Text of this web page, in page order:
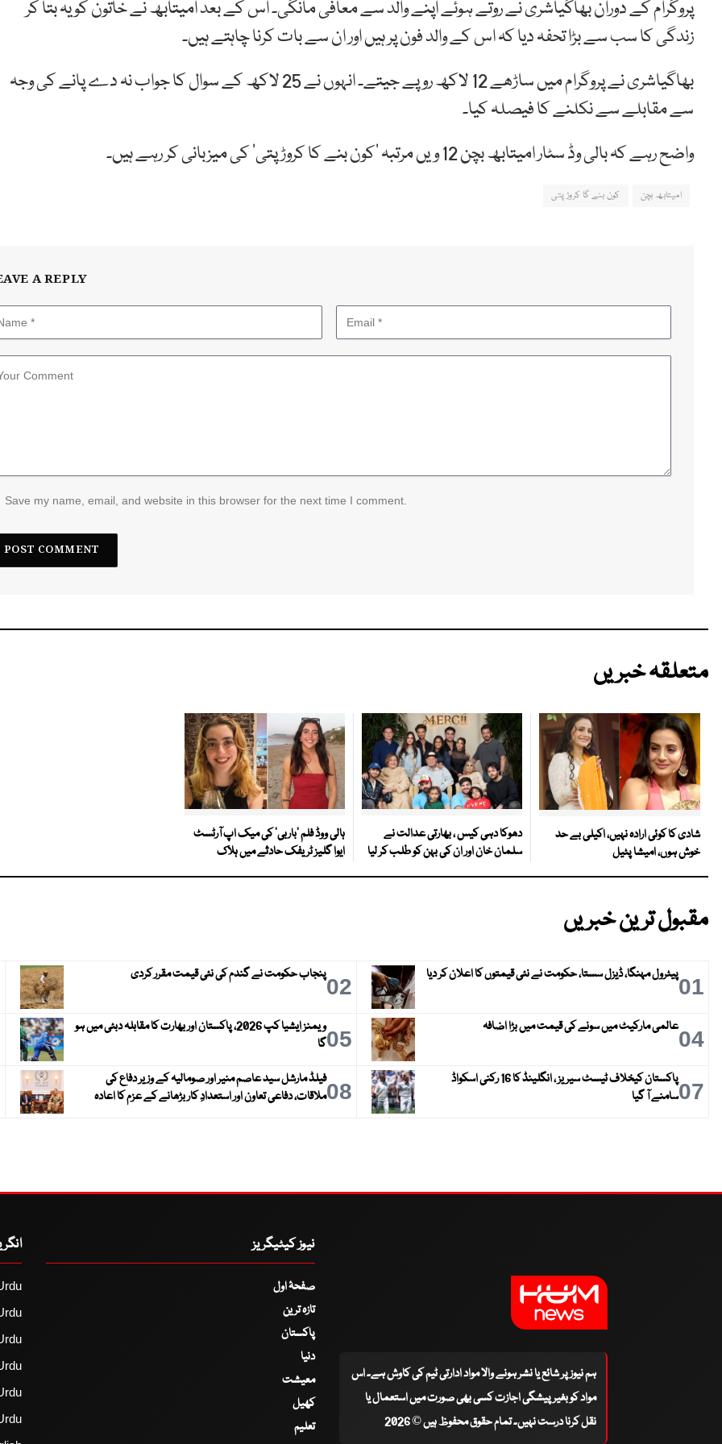
پروگرام کے دوران بھاگیاشری نے روتے ہوئے اپنے والد سے معافی مانگی۔ اس کے بعد امیتابھ نے خاتون کو یہ بتا کر
زندگی کا سب سے بڑا تحفہ دیا کہ اس کے والد فون پر ہیں اور ان سے بات کرنا چاہتے ہیں۔
بھاگیاشری نے پروگرام میں ساڑھے 12 لاکھ روپے جیتے۔ انہوں نے 25 لاکھ کے سوال کا جواب نہ دے پانے کی وجہ
سے مقابلے سے نکلنے کا فیصلہ کیا۔
واضح رہے کہ بالی وڈ سٹار امیتابھ بچن 12 ویں مرتبہ ’کون بنے کا کروڑ پتی‘ کی میزبانی کر رہے ہیں۔
امیتابھ بچن کون بنے گا کروڑ پتی
A REPLY
Save my name, email, and website in this browser for the next time I comment.
متعلقہ خبریں
شادی کا کوئی ارادہ نہیں، اکیلی بے حد
خوش ہوں، امیشا پٹیل
دھوکا دہی کیس ، بھارتی عدالت نے
سلمان خان اور ان کی بہن کو طلب کر لیا
ہالی ووڈ فلم ’باربی‘ کی میک اپ آرٹسٹ
ایوا گلیز ٹریفک حادثے میں ہلاک
مقبول ترین خبریں
01پیٹرول مہنگا، ڈیزل سستا، حکومت نے نئی قیمتوں کا اعلان کر دیا 02پنجاب حکومت نے گندم کی نئی قیمت مقرر کردی
04عالمی مارکیٹ میں سونے کی قیمت میں بڑا اضافہ 05
ویمنز ایشیا کپ 2026، پاکستان اور بھارت کا مقابلہ دبئی میں ہو
گا
07
پاکستان کیخلاف ٹیسٹ سیریز ، انگلینڈ کا 16 رکنی اسکواڈ
سامنے آ گیا
08فیلڈ مارشل سید عاصم منیر اور صومالیہ کے وزیر دفاع کی
ملاقات، دفاعی تعاون اور استعدادِ کار بڑھانے کے عزم کا اعادہ
ہم نیوز پر شائع یا نشر ہونے والا مواد ادارتی ٹیم کی کاوش ہے۔ اس
مواد کو بغیر پیشگی اجازت کسی بھی صورت میں استعمال یا
نقل کرنا درست نہیں۔ تمام حقوق محفوظ ہیں © 2026
نیوز کیٹیگریز
صفحۂ اول
تازہ ترین
پاکستان
دنیا
معیشت
کھیل
تعلیم